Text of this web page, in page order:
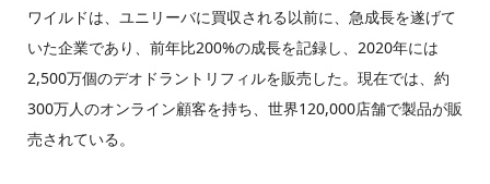
ワイルドは、ユニリーバに買収される以前に、急成長を遂げて
いた企業であり、前年比200%の成長を記録し、2020年には
2,500万個のデオドラントリフィルを販売した。現在では、約
300万人のオンライン顧客を持ち、世界120,000店舗で製品が販
売されている。